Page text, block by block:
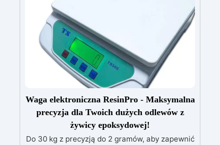
Waga elektroniczna ResinPro - Maksymalna
precyzja dla Twoich dużych odlewów z
żywicy epoksydowej!
Do 30 kg z precyzją do 2 gramów, aby zapewnić